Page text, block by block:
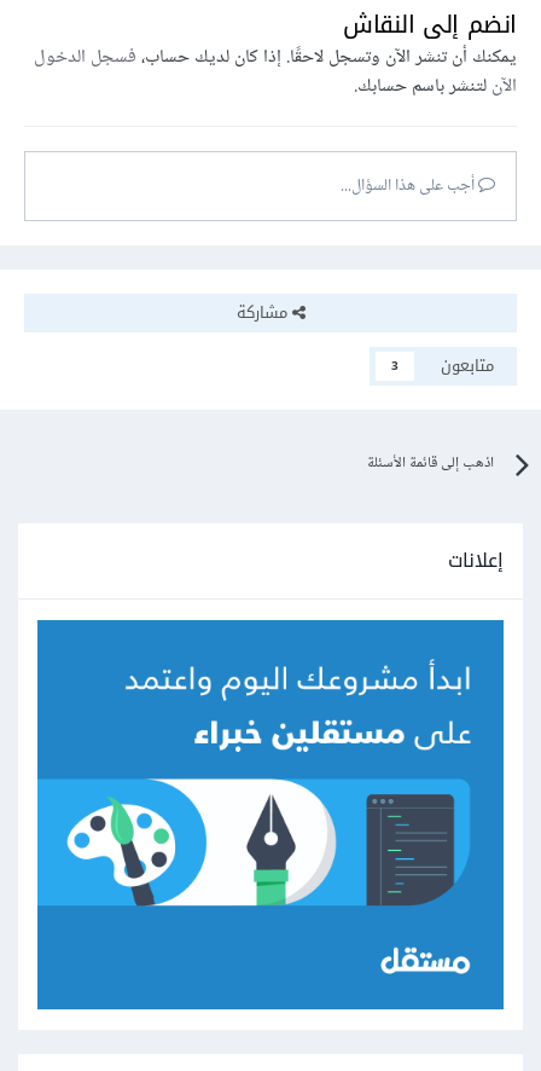
انضم إلى النقاش
يمكنك أن تنشر الآن وتسجل لاحقًا. إذا كان لديك حساب،فسجل الدخول
الآنلتنشر باسم حسابك.
أجب على هذا السؤال...
مشاركة
متابعون
3
اذهب إلى قائمة الأسئلة
إعلانات